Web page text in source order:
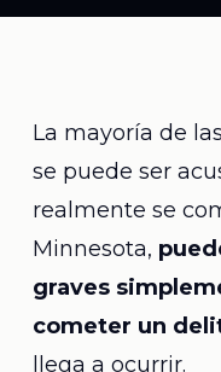
La mayoría de
se puede ser
realmente se
Minnesota,
graves
cometer un
llega a ocurrir.